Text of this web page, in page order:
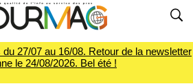
27/07 au 16/08. Retour de la newsletter
le 24/08/2026. Bel été !